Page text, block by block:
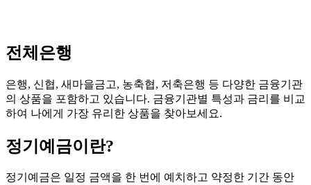
전체은행
은행, 신협, 새마을금고, 농축협, 저축은행 등 다양한 금융기관
의 상품을 포함하고 있습니다. 금융기관별 특성과 금리를 비교
하여 나에게 가장 유리한 상품을 찾아보세요.
정기예금이란?
정기예금은 일정 금액을 한 번에 예치하고 약정한 기간 동안